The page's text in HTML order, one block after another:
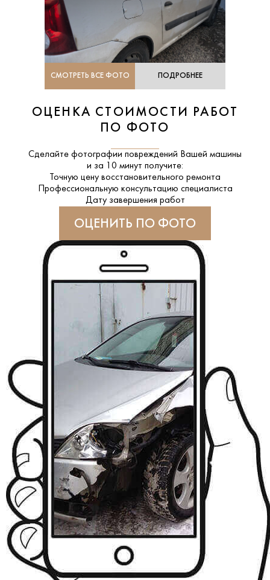
СМОТРЕТЬ ВСЕ ФОТО ПОДРОБНЕЕ
ОЦЕНКА СТОИМОСТИ РАБОТ
ПО ФОТО
Сделайте фотографии повреждений Вашей машины
и за
10 минут получите:
Точную цену восстановительного ремонта
Профессиональную консультацию специалиста
Дату завершения работ
ОЦЕНИТЬ ПО ФОТО